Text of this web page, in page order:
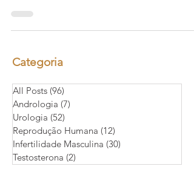
Categoria
All Posts (96)
Andrologia (7)
Urologia (52)
Reprodução Humana (12)
Infertilidade Masculina (30)
Testosterona (2)